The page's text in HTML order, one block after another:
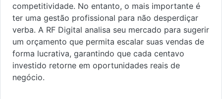
competitividade. No entanto, o mais importante é
ter uma gestão profissional para não desperdiçar
verba. A RF Digital analisa seu mercado para sugerir
um orçamento que permita escalar suas vendas de
forma lucrativa, garantindo que cada centavo
investido retorne em oportunidades reais de
negócio.